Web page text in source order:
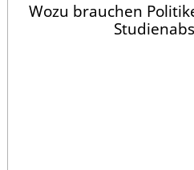
Wozu brauchen